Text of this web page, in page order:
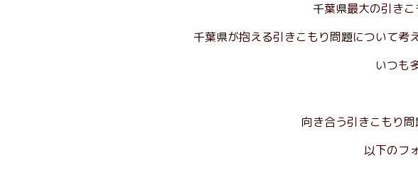
千葉県最大の引き
千葉県が抱える引きこもり問題について考
いつも
向き合う引きこもり
以下のフ